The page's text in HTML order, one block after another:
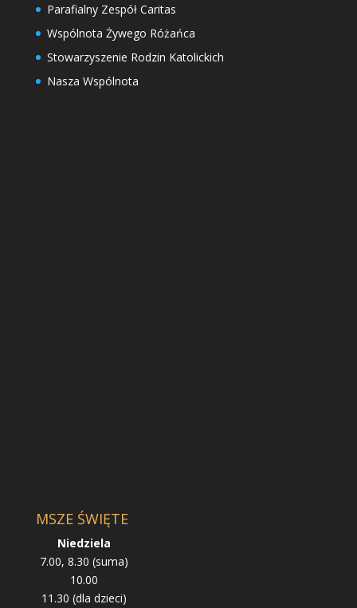
Parafialny Zespół Caritas
Wspólnota Żywego Różańca
Stowarzyszenie Rodzin Katolickich
Nasza Wspólnota
MSZE ŚWIĘTE
Niedziela
7.00, 8.30 (suma)
10.00
11.30 (dla dzieci)